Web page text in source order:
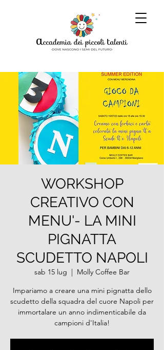
WORKSHOP
CREATIVO CON
MENU'- LA MINI
PIGNATTA
SCUDETTO NAPOLI
sab 15 lug
  |
Molly Coffee Bar
Impariamo a creare una mini pignatta dello
scudetto della squadra del cuore Napoli per
immortalare un anno indimenticabile da
campioni d'Italia!